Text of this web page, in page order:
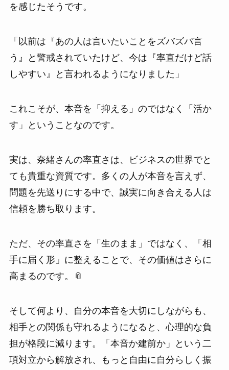
を感じたそうです。
「以前は『あの人は言いたいことをズバズバ言
う』と警戒されていたけど、今は『率直だけど話
しやすい』と言われるようになりました」
これこそが、本音を「抑える」のではなく「活か
す」ということなのです。
実は、奈緒さんの率直さは、ビジネスの世界でと
ても貴重な資質です。多くの人が本音を言えず、
問題を先送りにする中で、誠実に向き合える人は
信頼を勝ち取ります。
ただ、その率直さを「生のまま」ではなく、「相
手に届く形」に整えることで、その価値はさらに
高まるのです。📎
そして何より、自分の本音を大切にしながらも、
相手との関係も守れるようになると、心理的な負
担が格段に減ります。「本音か建前か」という二
項対立から解放され、もっと自由に自分らしく振